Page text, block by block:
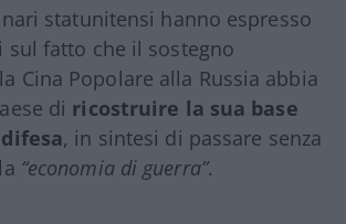
statunitensi hanno espresso
sul fatto che il sostegno
Cina Popolare alla Russia abbia
di ricostruire la sua base
, in sintesi di passare senza
“economia di guerra”.